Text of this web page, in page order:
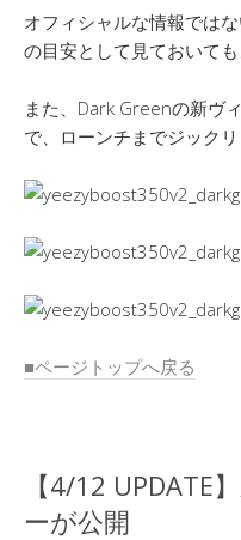
オフィシャルな情報では
の目安として見ておいても
また、Dark Greenの新ヴ
で、ローンチまでジック
■ページトップへ戻る
【4/12 UPDATE
ーが公開